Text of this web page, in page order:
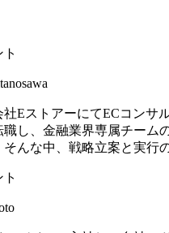
EストアーにてECコンサ
職し、金融業界専属チー
んな中、戦略立案と実行